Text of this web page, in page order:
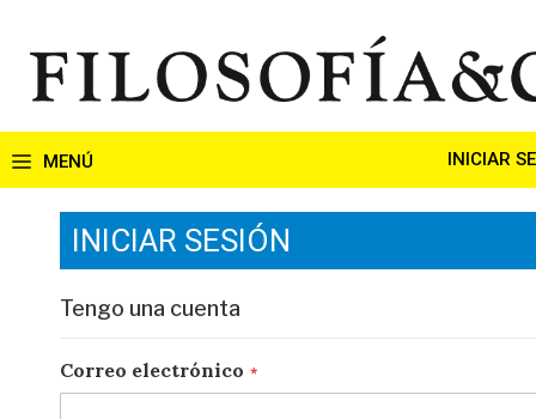
contenido
INICIAR
INICIAR SESIÓN
Tengo una cuenta
Correo electrónico